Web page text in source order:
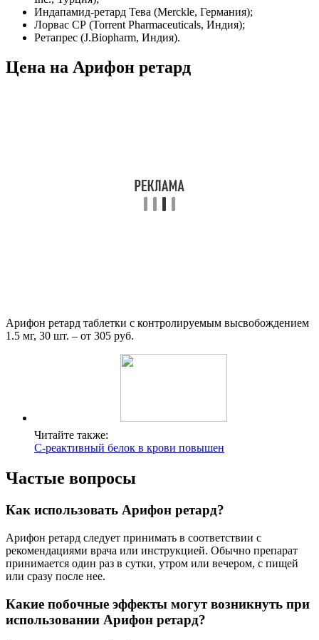
Индапамид-ретард Тева (Merckle, Германия);
Лорвас СР (Torrent Pharmaceuticals, Индия);
Ретапрес (J.Biopharm, Индия).
Цена на Арифон ретард
Арифон ретард таблетки с контролируемым высвобождением
1.5 мг, 30 шт. – от 305 руб.
Читайте также:
С-реактивный белок в крови повышен
Частые вопросы
Как использовать Арифон ретард?
Арифон ретард следует принимать в соответствии с
рекомендациями врача или инструкцией. Обычно препарат
принимается один раз в сутки, утром или вечером, с пищей
или сразу после нее.
Какие побочные эффекты могут возникнуть при
использовании Арифон ретард?